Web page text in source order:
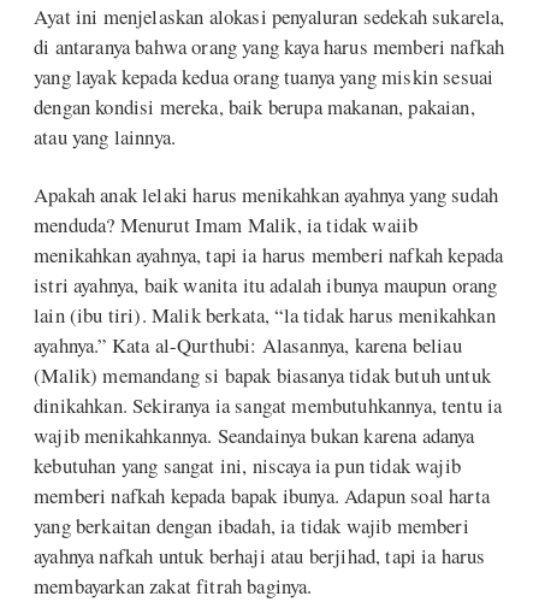
Ayat ini menjelaskan alokasi penyaluran sedekah sukarela,
di antaranya bahwa orang yang kaya harus memberi nafkah
yang layak kepada kedua orang tuanya yang miskin sesuai
dengan kondisi mereka, baik berupa makanan, pakaian,
atau yang lainnya.
Apakah anak lelaki harus menikahkan ayahnya yang sudah
menduda? Menurut Imam Malik, ia tidak waiib
menikahkan ayahnya, tapi ia harus memberi nafkah kepada
istri ayahnya, baik wanita itu adalah ibunya maupun orang
lain (ibu tiri). Malik berkata, “la tidak harus menikahkan
ayahnya.” Kata al-Qurthubi: Alasannya, karena beliau
(Malik) memandang si bapak biasanya tidak butuh untuk
dinikahkan. Sekiranya ia sangat membutuhkannya, tentu ia
wajib menikahkannya. Seandainya bukan karena adanya
kebutuhan yang sangat ini, niscaya ia pun tidak wajib
memberi nafkah kepada bapak ibunya. Adapun soal harta
yang berkaitan dengan ibadah, ia tidak wajib memberi
ayahnya nafkah untuk berhaji atau berjihad, tapi ia harus
membayarkan zakat fitrah baginya.